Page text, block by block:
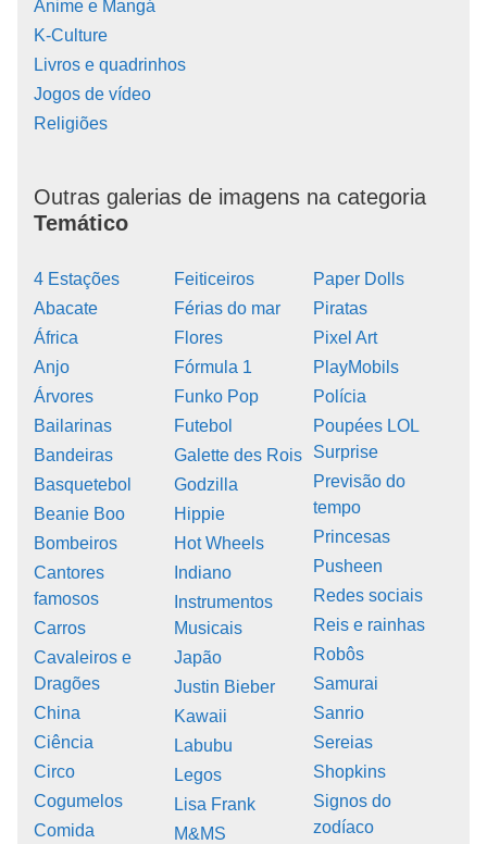
Anime e Mangá
K-Culture
Livros e quadrinhos
Jogos de vídeo
Religiões
Outras galerias de imagens na categoria
Temático
4 Estações
Abacate
África
Anjo
Árvores
Bailarinas
Bandeiras
Basquetebol
Beanie Boo
Bombeiros
Cantores
famosos
Carros
Cavaleiros e
Dragões
China
Ciência
Circo
Cogumelos
Comida
Feiticeiros
Férias do mar
Flores
Fórmula 1
Funko Pop
Futebol
Galette des Rois
Godzilla
Hippie
Hot Wheels
Indiano
Instrumentos
Musicais
Japão
Justin Bieber
Kawaii
Labubu
Legos
Lisa Frank
M&MS
Paper Dolls
Piratas
Pixel Art
PlayMobils
Polícia
Poupées LOL
Surprise
Previsão do
tempo
Princesas
Pusheen
Redes sociais
Reis e rainhas
Robôs
Samurai
Sanrio
Sereias
Shopkins
Signos do
zodíaco